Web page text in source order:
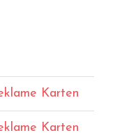
Karten
Karten